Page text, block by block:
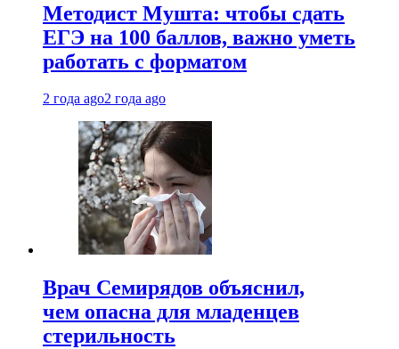
Методист Мушта: чтобы сдать
ЕГЭ на 100 баллов, важно уметь
работать с форматом
2 года ago2 года ago
Врач Семирядов объяснил,
чем опасна для младенцев
стерильность